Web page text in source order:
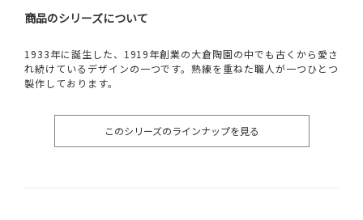
商品のシリーズについて
1933年に誕生した、1919年創業の大倉陶園の中でも古くから愛さ
れ続けているデザインの一つです。熟練を重ねた職人が一つひとつ
製作しております。
このシリーズのラインナップを見る